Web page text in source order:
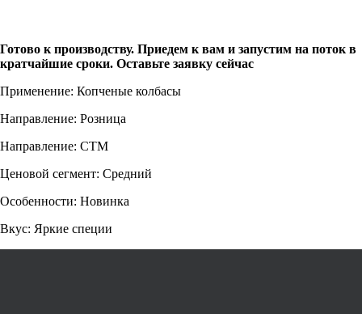
Готово к производству. Приедем к вам и запустим на поток в
кратчайшие сроки. Оставьте заявку сейчас
Применение: Копченые колбасы
Направление: Розница
Направление: СТМ
Ценовой сегмент: Средний
Особенности: Новинка
Вкус: Яркие специи